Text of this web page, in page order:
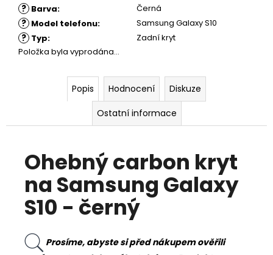
? Barva: Černá
? Model telefonu: Samsung Galaxy S10
? Typ:
Zadní kryt
Položka byla vyprodána…
Popis Hodnocení
Diskuze
Ostatní informace
Ohebný carbon kryt
na Samsung Galaxy
S10 - černý
Prosíme, abyste si před nákupem ověřili